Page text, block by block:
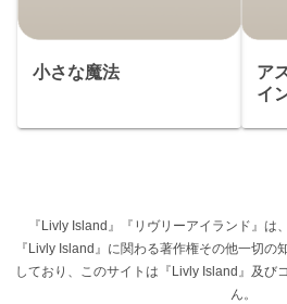
小さな魔法
ア
イ
『Livly Island』『リヴリーアイランド』は
『Livly Island』に関わる著作権その他一切の
しており、このサイトは『Livly Island』及び
ん。